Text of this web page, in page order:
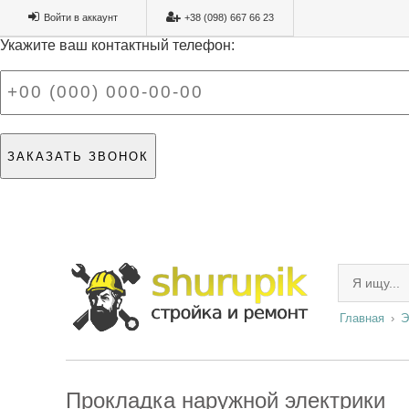
Войти в аккаунт +38 (098) 667 66 23
Укажите ваш контактный телефон:
Главная
Прокладка наружной электрики